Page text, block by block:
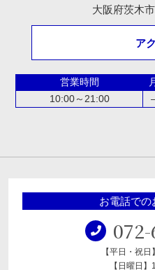
大阪府茨木
ア
営業時間
10:00～21:00
お電話での
【平日・祝
【日曜日